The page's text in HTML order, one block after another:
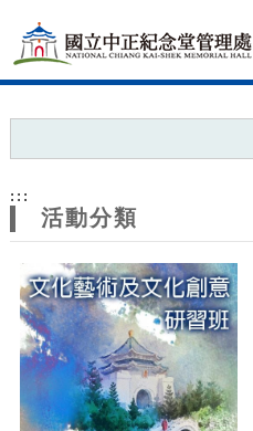
網
站
主
題
:::
活動分類